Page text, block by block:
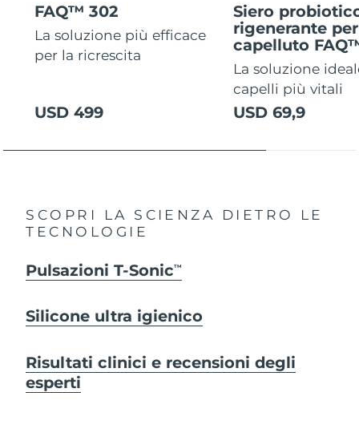
FAQ™ 302
La soluzione più efficace
per la ricrescita
USD 499
Siero
rigenerante
capelluto
La soluzione
capelli più vitali
USD 69,9
SCOPRI LA SCIENZA DIETRO LE
TECNOLOGIE
Pulsazioni T-SonicTM
Silicone ultra igienico
Risultati clinici e recensioni degli
esperti